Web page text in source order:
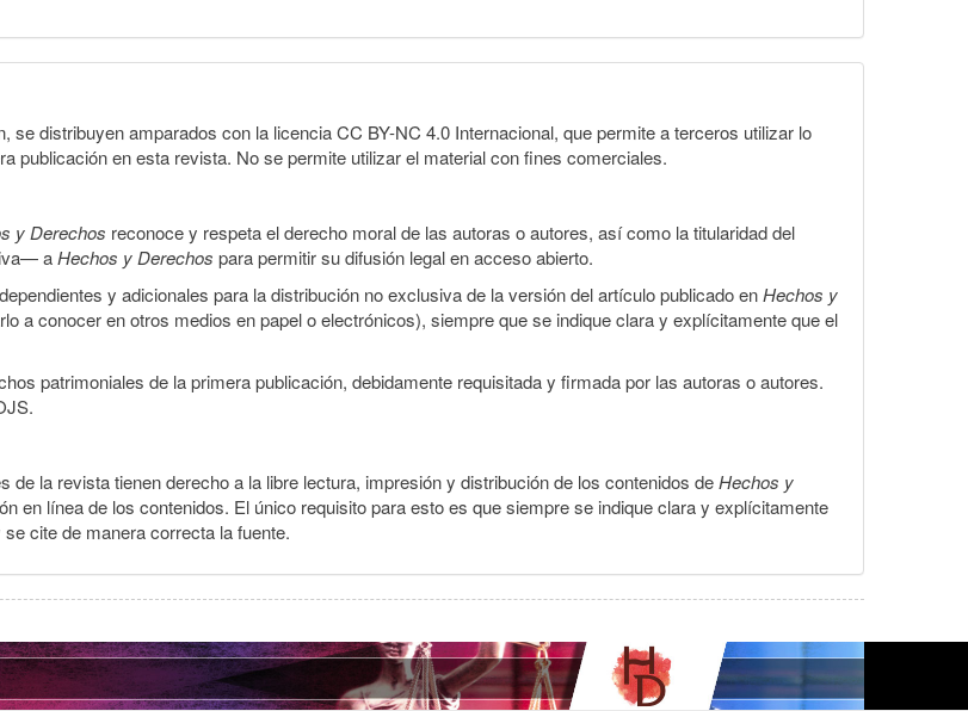
se distribuyen amparados con la licencia CC BY-NC 4.0 Internacional, que permite a terceros utilizar lo
publicación en esta revista. No se permite utilizar el material con fines comerciales.
y Derechos reconoce y respeta el derecho moral de las autoras o autores, así como la titularidad del
aHechos y Derechos para permitir su difusión legal en acceso abierto.
y adicionales para la distribución no exclusiva de la versión del artículo publicado enHechos y
a conocer en otros medios en papel o electrónicos), siempre que se indique clara y explícitamente que el
patrimoniales de la primera publicación, debidamente requisitada y firmada por las autoras o autores.
la revista tienen derecho a la libre lectura, impresión y distribución de los contenidos deHechos y
en línea de los contenidos. El único requisito para esto es que siempre se indique clara y explícitamente
se cite de manera correcta la fuente.